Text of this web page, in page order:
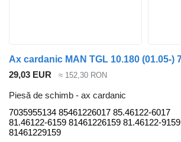
29,03 EUR ≈ 152,30 RON
Piesă de schimb - ax cardanic
7035955134 85461226017 85.46122-6017
81.46122-6159 81461226159 81.46122-9159
81461229159